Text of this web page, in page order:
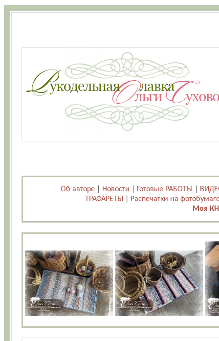
Об авторе Новости Готовые РАБОТЫ
ТРАФАРЕТЫ
Распечатки на
Моя